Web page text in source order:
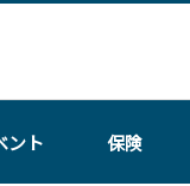
ント 保険